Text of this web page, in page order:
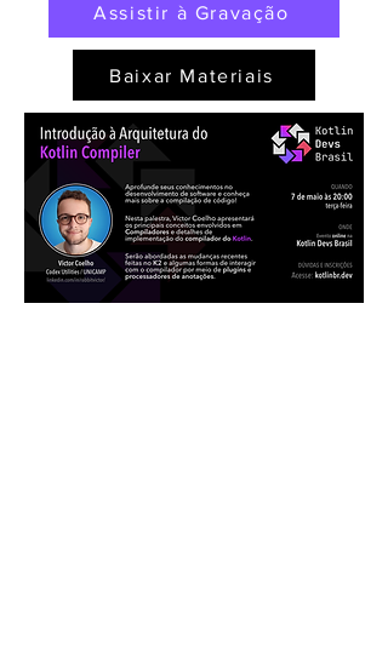
Assistir à Gravação
Baixar Materiais